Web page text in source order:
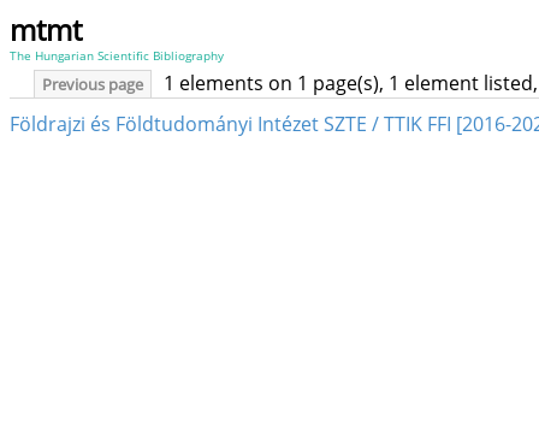
mtmt
The Hungarian Scientific Bibliography
Previous page
1 elements on 1 page(s), 1 element
Földrajzi és Földtudományi Intézet SZTE / TTIK FFI [2016-